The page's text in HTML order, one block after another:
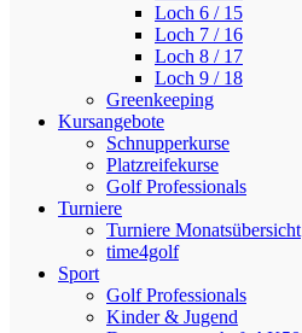
Loch 6 / 15
Loch 7 / 16
Loch 8 / 17
Loch 9 / 18
Greenkeeping
Kursangebote
Schnupperkurse
Platzreifekurse
Golf Professionals
Turniere
Turniere Monatsübersicht
time4golf
Sport
Golf Professionals
Kinder & Jugend